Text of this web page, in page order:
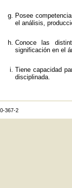
Posee
el análisis,
Conoce las
significación en el
Tiene capacidad
disciplinada.
367-2